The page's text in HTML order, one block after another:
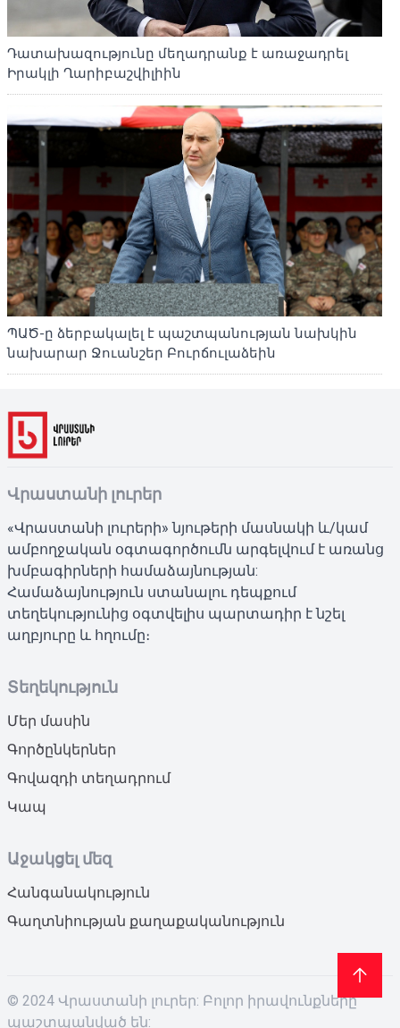
Դատախազությունը մեղադրանք է առաջադրել
Իրակլի Ղարիբաշվիլիին
ՊԱԾ-ը ձերբակալել է պաշտպանության նախկին
նախարար Ջուանշեր Բուրճուլաձեին
Վրաստանի լուրեր
«Վրաստանի լուրերի» նյութերի մասնակի և/կամ
ամբողջական օգտագործումն արգելվում է առանց
խմբագիրների համաձայնության:
Համաձայնություն ստանալու դեպքում
տեղեկությունից օգտվելիս պարտադիր է նշել
աղբյուրը և հղումը։
Տեղեկություն
Մեր մասին
Գործընկերներ
Գովազդի տեղադրում
Կապ
Աջակցել մեզ
Հանգանակություն
Գաղտնիության քաղաքականություն
© 2024 Վրաստանի լուրեր: Բոլոր իրավունքները
պաշտպանված են: